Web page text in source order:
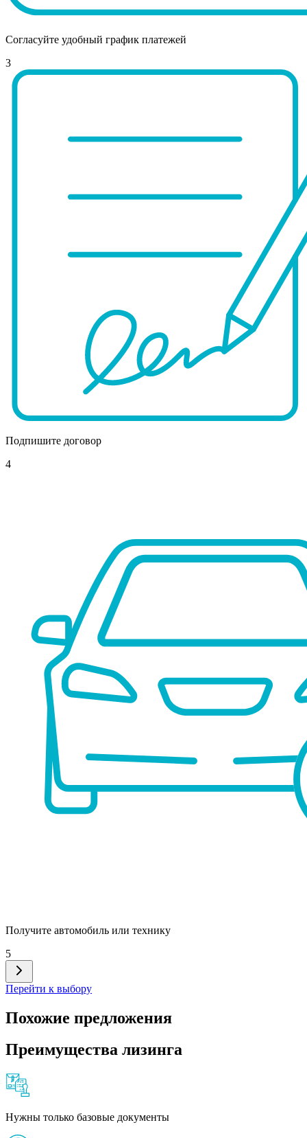
Согласуйте удобный график платежей
3
Подпишите договор
4
Получите автомобиль или технику
5
Перейти к выбору
Похожие предложения
Преимущества лизинга
Нужны только базовые документы